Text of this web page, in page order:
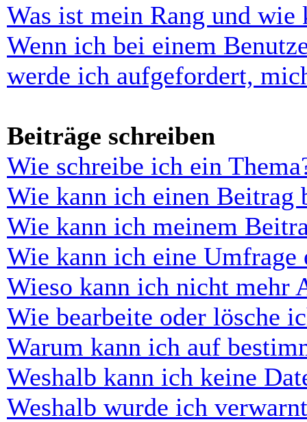
Was ist mein Rang und wie
Wenn ich bei einem
werde ich aufgefordert,
Beiträge schreiben
Wie schreibe ich ein
Wie kann ich einen Beitrag
Wie kann ich meinem
Wie kann ich eine Umfrage
Wieso kann ich nicht mehr
Wie bearbeite oder lösche
Warum kann ich auf
Weshalb kann ich keine
Weshalb wurde ich